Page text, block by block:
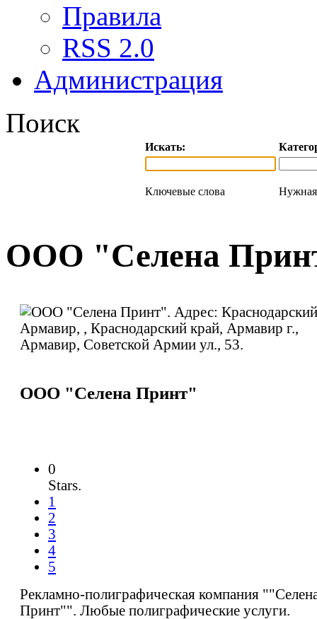
Правила
RSS 2.0
Администрация
Поиск
Искать:
Ключевые слова Нужная
ООО "Селена
ООО "Селена Принт"
0
Stars.
1
2
3
4
5
Рекламно-полиграфическая компания
Принт"". Любые полиграфические услуги.